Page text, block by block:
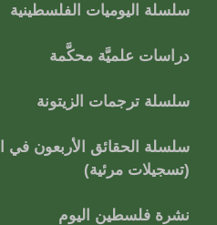
سلسلة اليوميات الفلسطينية
دراسات علميَّة محكَّمة
سلسلة ترجمات الزيتونة
سلسلة الحقائق الأربعون في
(تسجيلات مرئية)
نشرة فلسطين اليوم